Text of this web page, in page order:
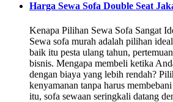
Harga Sewa Sofa Double Seat
Kenapa Pilihan Sewa Sofa Sangat
Sewa sofa murah adalah pilihan
baik itu pesta ulang tahun,
bisnis. Mengapa membeli ketika
dengan biaya yang lebih rendah?
kenyamanan tanpa harus
itu, sofa sewaan seringkali datang